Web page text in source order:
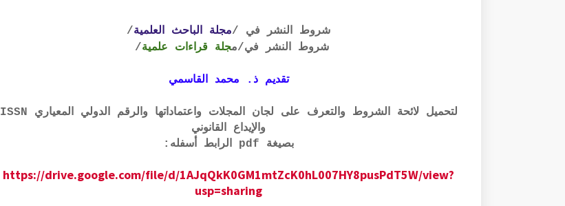
شروط النشر في /مجلة الباحث العلمية/
شروط النشر في/مجلة قراءات علمية/
تقديم ذ. محمد القاسمي
لتحميل لائحة الشروط والتعرف على لجان المجلات واعتماداتها والرقم الدولي المعياري ISSN
والإيداع القانوني
بصيغة pdf الرابط أسفله:
https://drive.google.com/file/d/1AJqQkK0GM1mtZcK0hL007HY8pusPdT5W/view?
usp=sharing